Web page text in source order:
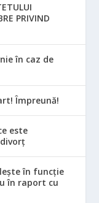
PRIVIND
în caz de
Împreună!
este
în funcție
în raport cu